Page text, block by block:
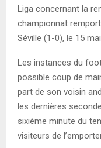
Liga concernant la
championnat
Séville (1-0), le 15
Les instances du
possible coup de
part de son voisin
les dernières
sixième minute du
visiteurs de